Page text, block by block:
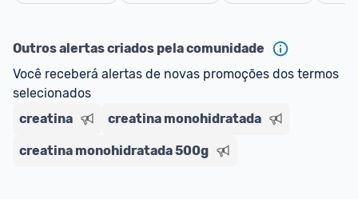
E lembre-se: você sempre pode contar ajuda da
comunidade para tirar dúvidas ou acionar os
nossos Admins marcando
comentário ou através do Fale com o Promobit.
Outros alertas criados pela comunidade
Você receberá alertas de novas promoções dos termos
selecionados
creatina
creatina monohidratada
creatina monohidratada 500g